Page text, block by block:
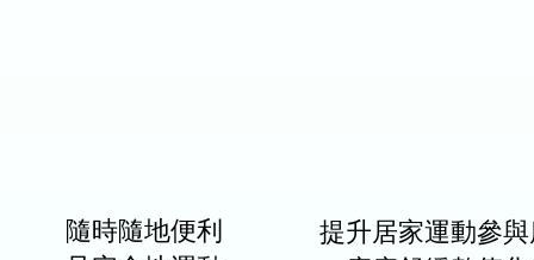
隨時隨地便利
提升居家運動參